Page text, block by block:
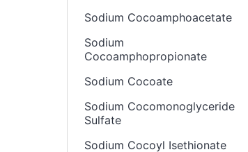
Sodium Cocoamphoacetate
Sodium
Cocoamphopropionate
Sodium Cocoate
Sodium Cocomonoglyceride
Sulfate
Sodium Cocoyl Isethionate